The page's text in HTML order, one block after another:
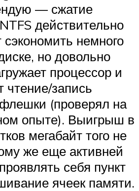
— сжатие
действительно
сэкономить немного
но довольно
процессор и
чтение/запись
(проверял на
опыте). Выигрыш в
мегабайт того не
же еще активней
себя пункт
ячеек памяти.